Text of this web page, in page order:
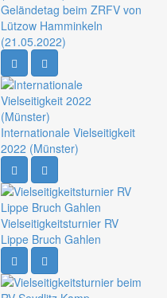
Geländetag beim ZRFV von
Lützow Hamminkeln
(21.05.2022)
Internationale Vielseitigkeit
2022 (Münster)
Vielseitigkeitsturnier RV
Lippe Bruch Gahlen